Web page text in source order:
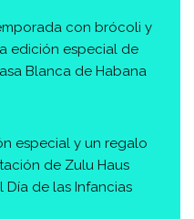
con brócoli y
edición especial de
Blanca de Habana
especial y un regalo
de Zulu Haus
Día de las Infancias